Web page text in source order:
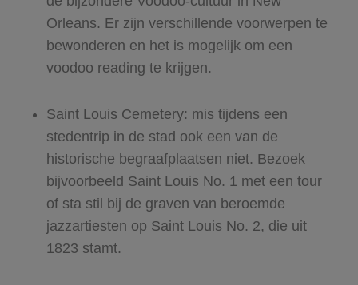
Orleans. Er zijn verschillende voorwerpen te
bewonderen en het is mogelijk om een
voodoo reading te krijgen.
Saint Louis Cemetery: mis tijdens een
stedentrip in de stad ook een van de
historische begraafplaatsen niet. Bezoek
bijvoorbeeld Saint Louis No. 1 met een tour
of sta stil bij de graven van beroemde
jazzartiesten op Saint Louis No. 2, die uit
1823 stamt.